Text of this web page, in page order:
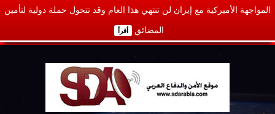
المواجهة الأميركية مع إيران لن تنتهي هذا العام وقد تتحول حملة دولية لتأمين
المضائق أقرأ